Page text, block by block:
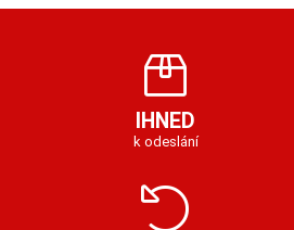
IHNED
k odeslání